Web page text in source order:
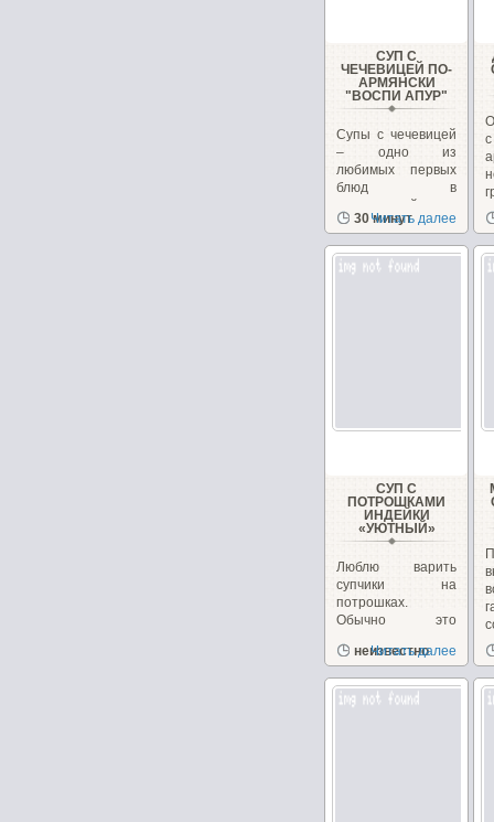
СУП С
ЧЕЧЕВИЦЕЙ ПО-
АРМЯНСКИ
"ВОСПИ АПУР"
Супы с чечевицей
– одно из
любимых первых
блюд в
закавказской
кухне, в Армении...
30 минут
Читать далее
СУП С
ПОТРОШКАМИ
ИНДЕЙКИ
«УЮТНЫЙ»
Люблю варить
супчики на
потрошках.
Обычно это
сегодня у меня
неизвестно
Читать далее